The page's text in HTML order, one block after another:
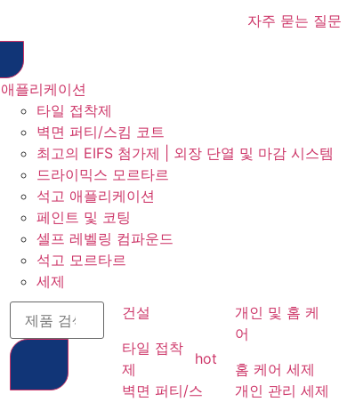
자주 묻는 질문
애플리케이션
타일 접착제
벽면 퍼티/스킴 코트
최고의 EIFS 첨가제 | 외장 단열 및 마감 시스템
드라이믹스 모르타르
석고 애플리케이션
페인트 및 코팅
셀프 레벨링 컴파운드
석고 모르타르
세제
건설
타일 접착
제
hot
벽면 퍼티/스
개인 및 홈 케
어
홈 케어 세제
개인 관리 세제